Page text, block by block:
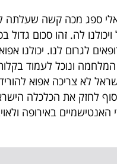
לה. זהו סכום גדול
לגרום לנו. יכולנו
ונוכל לעמוד
לא צריכה אפוא
לחזק את הכלכלה
האנטישמיים באירופה